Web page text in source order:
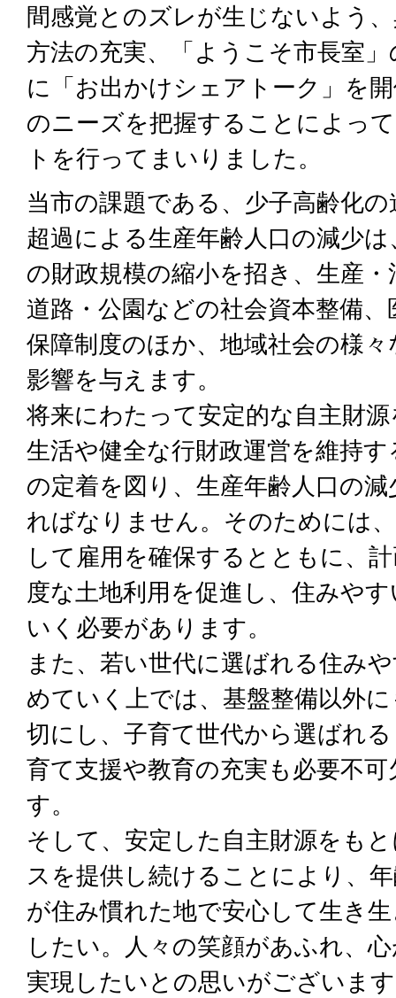
間感覚とのズレが生じないよう
方法の充実、「ようこそ市長室
に「お出かけシェアトーク」を
のニーズを把握することによっ
トを行ってまいりました。
当市の課題である、少子高齢化
超過による生産年齢人口の減少
の財政規模の縮小を招き、生産
道路・公園などの社会資本整備
保障制度のほか、地域社会の様
影響を与えます。
将来にわたって安定的な自主財
生活や健全な行財政運営を維持
の定着を図り、生産年齢人口の
ればなりません。そのためには
して雇用を確保するとともに、
度な土地利用を促進し、住みや
いく必要があります。
また、若い世代に選ばれる住み
めていく上では、基盤整備以外
切にし、子育て世代から選ばれ
育て支援や教育の充実も必要不
す。
そして、安定した自主財源をも
スを提供し続けることにより、
が住み慣れた地で安心して生き
したい。人々の笑顔があふれ、
実現したいとの思いがございま